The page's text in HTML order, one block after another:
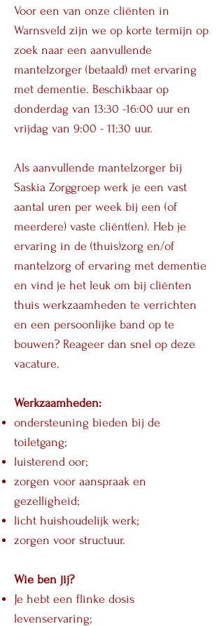
Voor een van onze cliënten in
Warnsveld zijn we op korte termijn op
zoek naar een aanvullende
mantelzorger (betaald) met ervaring
met dementie. Beschikbaar op
donderdag van 13:30 -16:00 uur en
vrijdag van 9:00 - 11:30 uur.
Als aanvullende mantelzorger bij
Saskia Zorggroep werk je een vast
aantal uren per week bij een (of
meerdere) vaste cliënt(en). Heb je
ervaring in de (thuis)zorg en/of
mantelzorg of ervaring met dementie
en vind je het leuk om bij cliënten
thuis werkzaamheden te verrichten
en een persoonlijke band op te
bouwen? Reageer dan snel op deze
vacature.
Werkzaamheden:
ondersteuning bieden bij de
toiletgang;
luisterend oor;
zorgen voor aanspraak en
gezelligheid;
licht huishoudelijk werk;
zorgen voor structuur.
Wie ben jij?
Je hebt een flinke dosis
levenservaring;